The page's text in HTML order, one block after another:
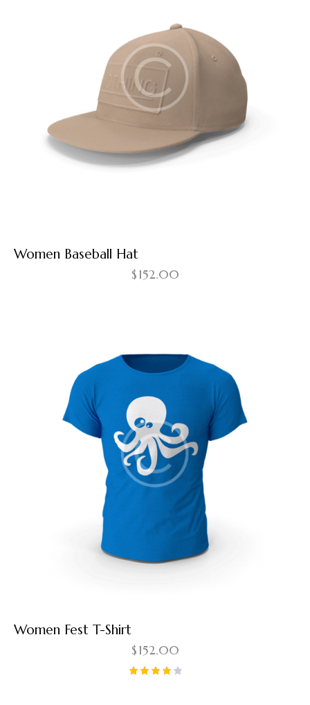
Women Baseball Hat
$152.00
Women Fest T-Shirt
$152.00